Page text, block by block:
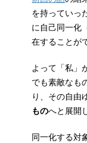
を持っていっ
に自己同一化
在することが
よって「私」
でも素敵なも
り、その自由
ものへと展開
同一化する対